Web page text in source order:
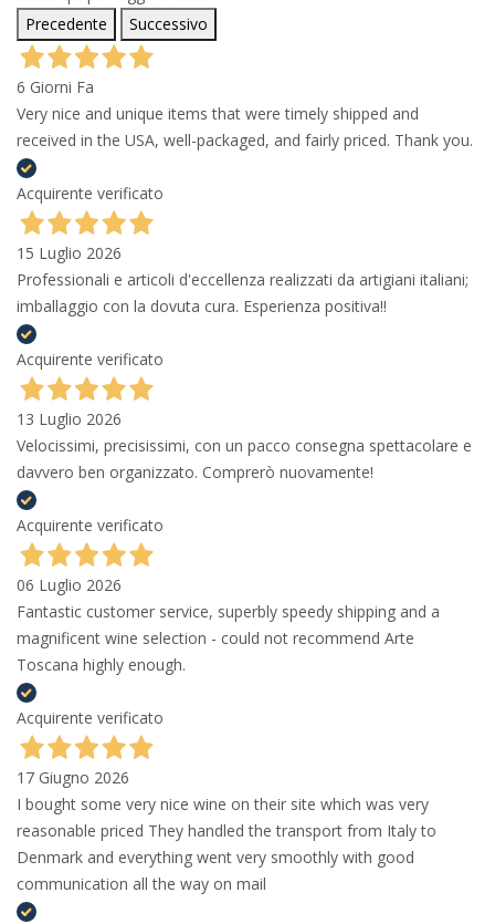
Precedente
Successivo
6 Giorni Fa
Very nice and unique items that were timely shipped and
received in the USA, well-packaged, and fairly priced. Thank you.
Acquirente verificato
15 Luglio 2026
Professionali e articoli d'eccellenza realizzati da artigiani italiani;
imballaggio con la dovuta cura. Esperienza positiva!!
Acquirente verificato
13 Luglio 2026
Velocissimi, precisissimi, con un pacco consegna spettacolare e
davvero ben organizzato. Comprerò nuovamente!
Acquirente verificato
06 Luglio 2026
Fantastic customer service, superbly speedy shipping and a
magnificent wine selection - could not recommend Arte
Toscana highly enough.
Acquirente verificato
17 Giugno 2026
I bought some very nice wine on their site which was very
reasonable priced They handled the transport from Italy to
Denmark and everything went very smoothly with good
communication all the way on mail